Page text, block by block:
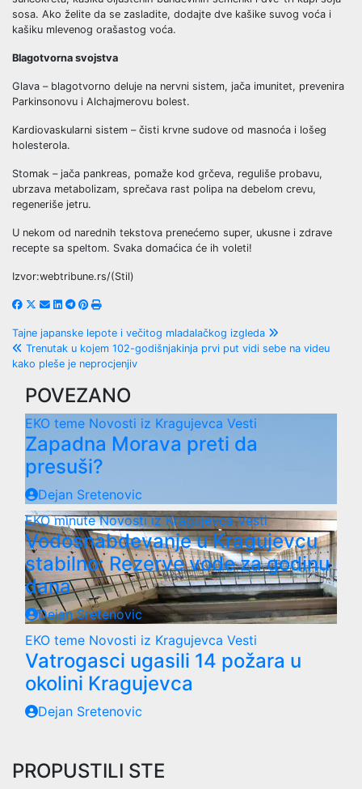
sosa. Ako želite da se zasladite, dodajte dve kašike suvog voća i
kašiku mlevenog orašastog voća.
Blagotvorna svojstva
Glava – blagotvorno deluje na nervni sistem, jača imunitet, prevenira
Parkinsonovu i Alchajmerovu bolest.
Kardiovaskularni sistem – čisti krvne sudove od masnoća i lošeg
holesterola.
Stomak – jača pankreas, pomaže kod grčeva, reguliše probavu,
ubrzava metabolizam, sprečava rast polipa na debelom crevu,
regeneriše jetru.
U nekom od narednih tekstova prenećemo super, ukusne i zdrave
recepte sa speltom. Svaka domaćica će ih voleti!
Izvor:webtribune.rs/(Stil)
Post
navigation
Tajne japanske lepote i večitog mladalačkog izgleda
Trenutak u kojem 102-godišnjakinja prvi put vidi sebe na videu
kako pleše je neprocjenjiv
POVEZANO
EKO teme Novosti iz Kragujevca Vesti
Zapadna Morava preti da
presuši?
Dejan Sretenovic
EKO minuteNovosti iz KragujevcaVesti
Vodosnabdevanje u Kragujevcu
stabilno: Rezerve vode za godinu
dana
Dejan Sretenovic
EKO teme Novosti iz Kragujevca Vesti
Vatrogasci ugasili 14 požara u
okolini Kragujevca
Dejan Sretenovic
PROPUSTILI STE